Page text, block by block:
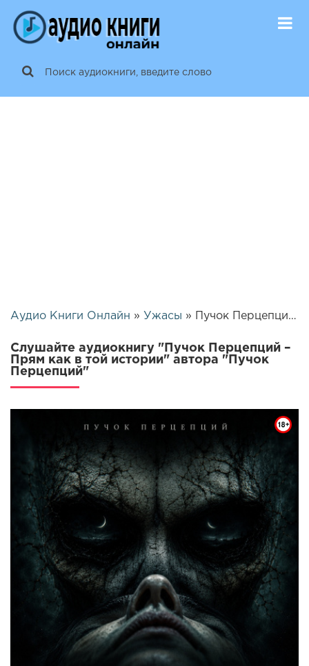
Аудио Книги Онлайн » Ужасы » Пучок Перцепций – Прям как в той истории | 25859
Слушайте аудиокнигу "Пучок Перцепций –
Прям как в той истории" автора "Пучок
Перцепций"